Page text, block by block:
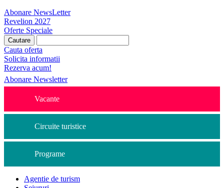
Abonare NewsLetter
Revelion 2027
Oferte Speciale
Cauta oferta
Solicita informatii
Rezerva acum!
Abonare Newsletter
Vacante
Circuite turistice
Programe
Agentie de turism